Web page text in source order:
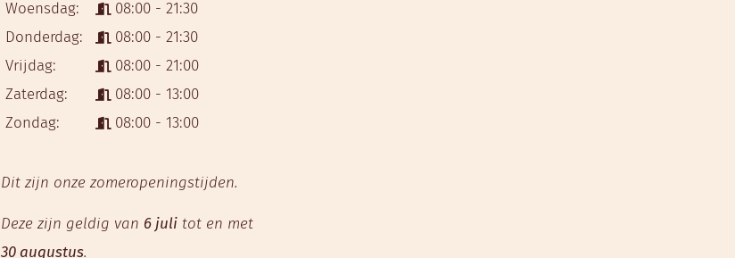
Woensdag:
Donderdag:
Vrijdag:
Zaterdag:
Zondag:
08:00 - 21:30
08:00 - 21:30
08:00 - 21:00
08:00 - 13:00
08:00 - 13:00
Dit zijn onze zomeropeningstijden.
Deze zijn geldig van 6 juli tot en met
30 augustus.